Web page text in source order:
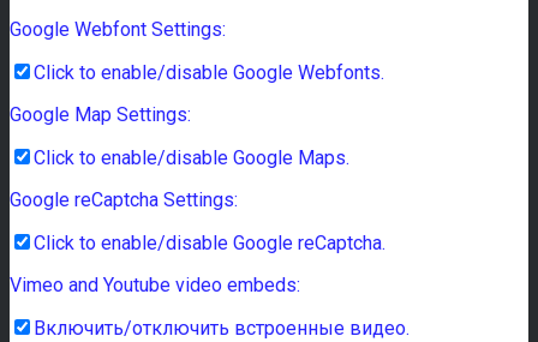
Google Webfont Settings:
Click to enable/disable Google Webfonts.
Google Map Settings:
Click to enable/disable Google Maps.
Google reCaptcha Settings:
Click to enable/disable Google reCaptcha.
Vimeo and Youtube video embeds:
Включить/отключить встроенные видео.